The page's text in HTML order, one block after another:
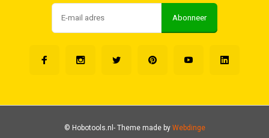
Abonneer
© Hobotools.nl- Theme made byWebdinge